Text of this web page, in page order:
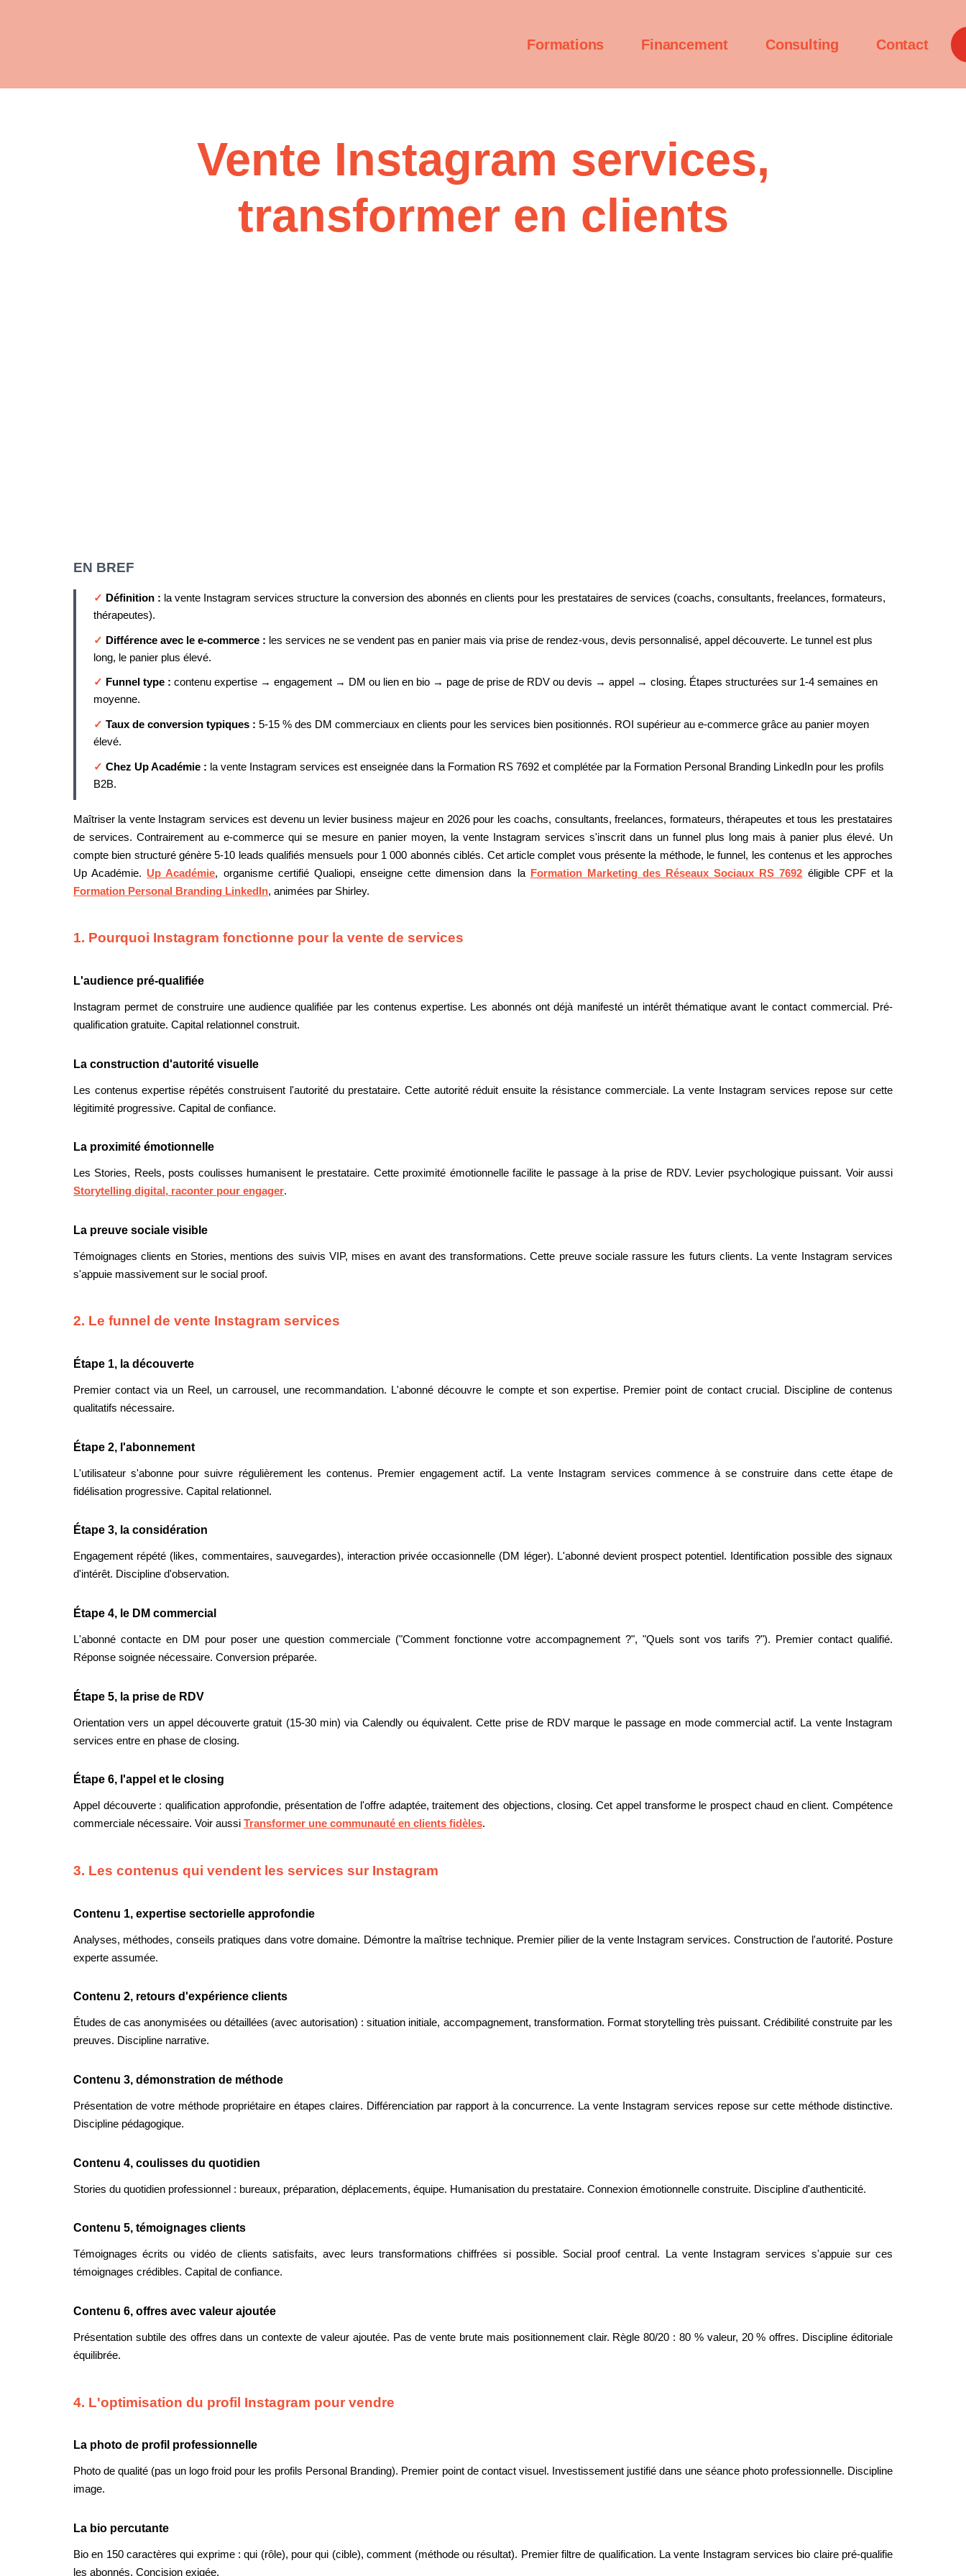
Formations Financement Consulting Contact
Vente Instagram services,
transformer en clients
EN BREF
✓ Définition : la vente Instagram services structure la conversion des abonnés en clients pour les prestataires de services (coachs, consultants, freelances, formateurs,
thérapeutes).
✓ Différence avec le e-commerce : les services ne se vendent pas en panier mais via prise de rendez-vous, devis personnalisé, appel découverte. Le tunnel est plus
long, le panier plus élevé.
✓ Funnel type : contenu expertise → engagement → DM ou lien en bio → page de prise de RDV ou devis → appel → closing. Étapes structurées sur 1-4 semaines en
moyenne.
✓ Taux de conversion typiques : 5-15 % des DM commerciaux en clients pour les services bien positionnés. ROI supérieur au e-commerce grâce au panier moyen
élevé.
✓ Chez Up Académie : la vente Instagram services est enseignée dans la Formation RS 7692 et complétée par la Formation Personal Branding LinkedIn pour les profils
B2B.
Maîtriser la vente Instagram services est devenu un levier business majeur en 2026 pour les coachs, consultants, freelances, formateurs, thérapeutes et tous les prestataires
de services. Contrairement au e-commerce qui se mesure en panier moyen, la vente Instagram services s'inscrit dans un funnel plus long mais à panier plus élevé. Un
compte bien structuré génère 5-10 leads qualifiés mensuels pour 1 000 abonnés ciblés. Cet article complet vous présente la méthode, le funnel, les contenus et les approches
Up Académie. Up Académie, organisme certifié Qualiopi, enseigne cette dimension dans la Formation Marketing des Réseaux Sociaux RS 7692 éligible CPF et la
Formation Personal Branding LinkedIn, animées par Shirley.
1. Pourquoi Instagram fonctionne pour la vente de services
L'audience pré-qualifiée
Instagram permet de construire une audience qualifiée par les contenus expertise. Les abonnés ont déjà manifesté un intérêt thématique avant le contact commercial. Pré-
qualification gratuite. Capital relationnel construit.
La construction d'autorité visuelle
Les contenus expertise répétés construisent l'autorité du prestataire. Cette autorité réduit ensuite la résistance commerciale. La vente Instagram services repose sur cette
légitimité progressive. Capital de confiance.
La proximité émotionnelle
Les Stories, Reels, posts coulisses humanisent le prestataire. Cette proximité émotionnelle facilite le passage à la prise de RDV. Levier psychologique puissant. Voir aussi
Storytelling digital, raconter pour engager.
La preuve sociale visible
Témoignages clients en Stories, mentions des suivis VIP, mises en avant des transformations. Cette preuve sociale rassure les futurs clients. La vente Instagram services
s'appuie massivement sur le social proof.
2. Le funnel de vente Instagram services
Étape 1, la découverte
Premier contact via un Reel, un carrousel, une recommandation. L'abonné découvre le compte et son expertise. Premier point de contact crucial. Discipline de contenus
qualitatifs nécessaire.
Étape 2, l'abonnement
L'utilisateur s'abonne pour suivre régulièrement les contenus. Premier engagement actif. La vente Instagram services commence à se construire dans cette étape de
fidélisation progressive. Capital relationnel.
Étape 3, la considération
Engagement répété (likes, commentaires, sauvegardes), interaction privée occasionnelle (DM léger). L'abonné devient prospect potentiel. Identification possible des signaux
d'intérêt. Discipline d'observation.
Étape 4, le DM commercial
L'abonné contacte en DM pour poser une question commerciale ("Comment fonctionne votre accompagnement ?", "Quels sont vos tarifs ?"). Premier contact qualifié.
Réponse soignée nécessaire. Conversion préparée.
Étape 5, la prise de RDV
Orientation vers un appel découverte gratuit (15-30 min) via Calendly ou équivalent. Cette prise de RDV marque le passage en mode commercial actif. La vente Instagram
services entre en phase de closing.
Étape 6, l'appel et le closing
Appel découverte : qualification approfondie, présentation de l'offre adaptée, traitement des objections, closing. Cet appel transforme le prospect chaud en client. Compétence
commerciale nécessaire. Voir aussi Transformer une communauté en clients fidèles.
3. Les contenus qui vendent les services sur Instagram
Contenu 1, expertise sectorielle approfondie
Analyses, méthodes, conseils pratiques dans votre domaine. Démontre la maîtrise technique. Premier pilier de la vente Instagram services. Construction de l'autorité. Posture
experte assumée.
Contenu 2, retours d'expérience clients
Études de cas anonymisées ou détaillées (avec autorisation) : situation initiale, accompagnement, transformation. Format storytelling très puissant. Crédibilité construite par les
preuves. Discipline narrative.
Contenu 3, démonstration de méthode
Présentation de votre méthode propriétaire en étapes claires. Différenciation par rapport à la concurrence. La vente Instagram services repose sur cette méthode distinctive.
Discipline pédagogique.
Contenu 4, coulisses du quotidien
Stories du quotidien professionnel : bureaux, préparation, déplacements, équipe. Humanisation du prestataire. Connexion émotionnelle construite. Discipline d'authenticité.
Contenu 5, témoignages clients
Témoignages écrits ou vidéo de clients satisfaits, avec leurs transformations chiffrées si possible. Social proof central. La vente Instagram services s'appuie sur ces
témoignages crédibles. Capital de confiance.
Contenu 6, offres avec valeur ajoutée
Présentation subtile des offres dans un contexte de valeur ajoutée. Pas de vente brute mais positionnement clair. Règle 80/20 : 80 % valeur, 20 % offres. Discipline éditoriale
équilibrée.
4. L'optimisation du profil Instagram pour vendre
La photo de profil professionnelle
Photo de qualité (pas un logo froid pour les profils Personal Branding). Premier point de contact visuel. Investissement justifié dans une séance photo professionnelle. Discipline
image.
La bio percutante
Bio en 150 caractères qui exprime : qui (rôle), pour qui (cible), comment (méthode ou résultat). Premier filtre de qualification. La vente Instagram services bio claire pré-qualifie
les abonnés. Concision exigée.